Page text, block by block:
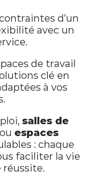
d’un
avec un
de travail
clé en
à vos
salles de
espaces
: chaque
faciliter la vie